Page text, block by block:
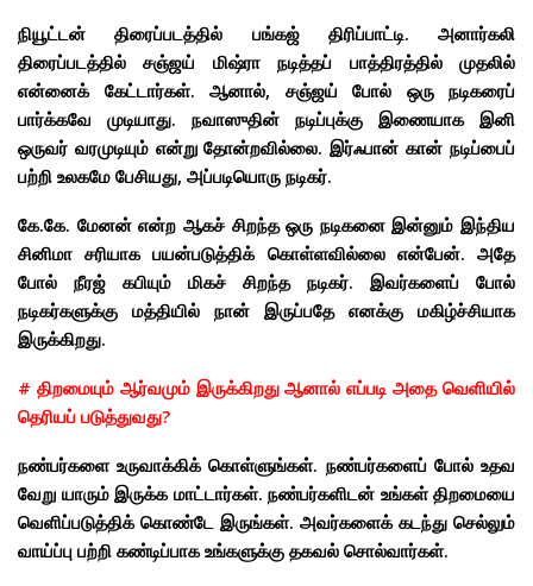
நியூட்டன் திரைப்படத்தில் பங்கஜ் திரிப்பாட்டி. அனார்கலி
திரைப்படத்தில் சஞ்ஜய் மிஷ்ரா நடித்தப் பாத்திரத்தில் முதலில்
என்னைக் கேட்டார்கள். ஆனால், சஞ்ஜய் போல் ஒரு நடிகரைப்
பார்க்கவே முடியாது. நவாஸுதின் நடிப்புக்கு இணையாக இனி
ஒருவர் வரமுடியும் என்று தோன்றவில்லை. இர்ஃபான் கான் நடிப்பைப்
பற்றி உலகமே பேசியது, அப்படியொரு நடிகர்.
கே.கே. மேனன் என்ற ஆகச் சிறந்த ஒரு நடிகனை இன்னும் இந்திய
சினிமா சரியாக பயன்படுத்திக் கொள்ளவில்லை என்பேன். அதே
போல் நீரஜ் கபியும் மிகச் சிறந்த நடிகர். இவர்களைப் போல்
நடிகர்களுக்கு மத்தியில் நான் இருப்பதே எனக்கு மகிழ்ச்சியாக
இருக்கிறது.
# திறமையும் ஆர்வமும் இருக்கிறது ஆனால் எப்படி அதை வெளியில்
தெரியப் படுத்துவது?
நண்பர்களை உருவாக்கிக் கொள்ளுங்கள். நண்பர்களைப் போல் உதவ
வேறு யாரும் இருக்க மாட்டார்கள். நண்பர்களிடன் உங்கள் திறமையை
வெளிப்படுத்திக் கொண்டே இருங்கள். அவர்களைக் கடந்து செல்லும்
வாய்ப்பு பற்றி கண்டிப்பாக உங்களுக்கு தகவல் சொல்வார்கள்.